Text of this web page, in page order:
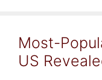
Most-
US